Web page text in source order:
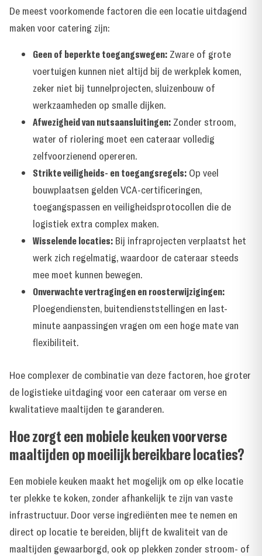
De meest voorkomende factoren die een locatie uitdagend
maken voor catering zijn:
Geen of beperkte toegangswegen: Zware of grote
voertuigen kunnen niet altijd bij de werkplek komen,
zeker niet bij tunnelprojecten, sluizenbouw of
werkzaamheden op smalle dijken.
Afwezigheid van nutsaansluitingen: Zonder stroom,
water of riolering moet een cateraar volledig
zelfvoorzienend opereren.
Strikte veiligheids- en toegangsregels: Op veel
bouwplaatsen gelden VCA-certificeringen,
toegangspassen en veiligheidsprotocollen die de
logistiek extra complex maken.
Wisselende locaties: Bij infraprojecten verplaatst het
werk zich regelmatig, waardoor de cateraar steeds
mee moet kunnen bewegen.
Onverwachte vertragingen en roosterwijzigingen:
Ploegendiensten, buitendienststellingen en last-
minute aanpassingen vragen om een hoge mate van
flexibiliteit.
Hoe complexer de combinatie van deze factoren, hoe groter
de logistieke uitdaging voor een cateraar om verse en
kwalitatieve maaltijden te garanderen.
Hoe zorgt een mobiele keuken voor verse
maaltijden op moeilijk bereikbare locaties?
Een mobiele keuken maakt het mogelijk om op elke locatie
ter plekke te koken, zonder afhankelijk te zijn van vaste
infrastructuur. Door verse ingrediënten mee te nemen en
direct op locatie te bereiden, blijft de kwaliteit van de
maaltijden gewaarborgd, ook op plekken zonder stroom- of